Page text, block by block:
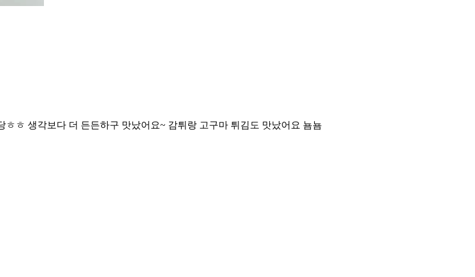
ㅎ 생각보다 더 든든하구 맛났어요~ 감튀랑 고구마 튀김도 맛났어요 뇸뇸